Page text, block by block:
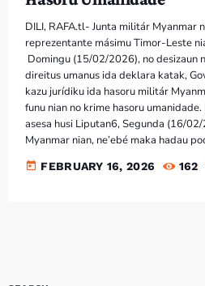
Bom dia RAFA
7:00 AM - 10:00 AM
DILI, RAFA.tl- Junta militár Myanmar
reprezentante másimu Timor-Leste
Domingu (15/02/2026), no desizaun
direitus umanus ida deklara katak,
kazu jurídiku ida hasoru militár
funu nian no krime hasoru
asesa husi Liputan6, Segunda (16/
Myanmar nian, ne’ebé maka hadau
today FEBRUARY 16, 2026 162